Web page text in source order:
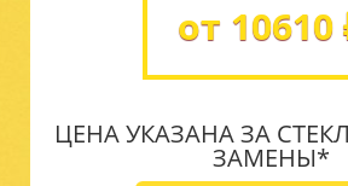
от 10610
ЦЕНА УКАЗАНА ЗА
ЗАМЕНЫ*